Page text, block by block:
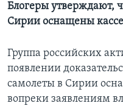
Блогеры утверждают,
Сирии оснащены
Группа российских
появлении
самолеты в Сирии
вопреки заявлениям